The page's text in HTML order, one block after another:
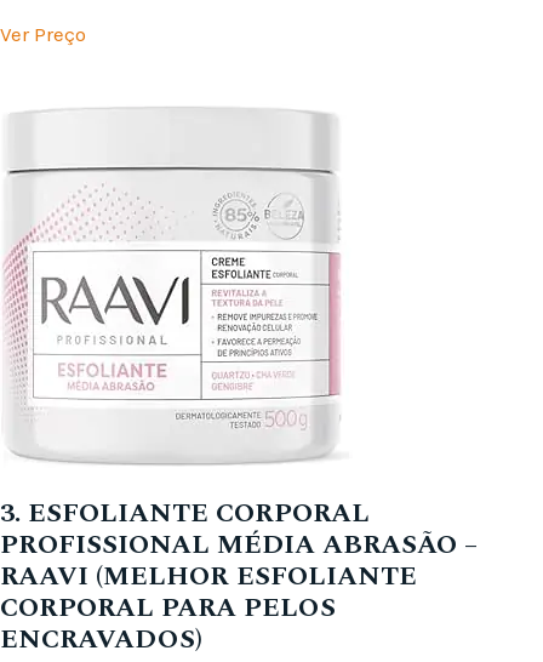
Ver Preço
3. ESFOLIANTE CORPORAL
PROFISSIONAL MÉDIA ABRASÃO –
RAAVI (MELHOR ESFOLIANTE
CORPORAL PARA PELOS
ENCRAVADOS)